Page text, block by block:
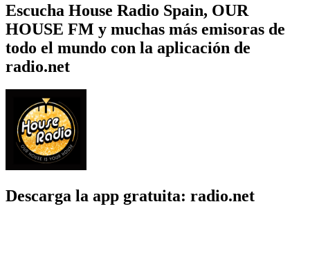
Escucha House Radio Spain, OUR
HOUSE FM y muchas más emisoras de
todo el mundo con la aplicación de
radio.net
Descarga la app gratuita: radio.net